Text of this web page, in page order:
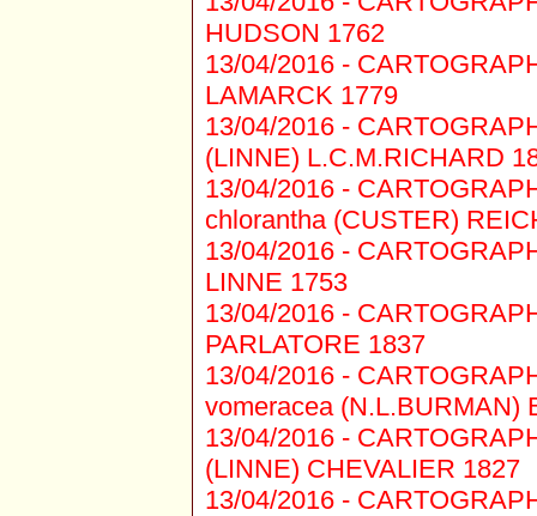
HUDSON 1762
13/04/2016 -
LAMARCK 1779
13/04/2016 -
(LINNE) L.C.M.RICHARD
13/04/2016 -
chlorantha (CUSTER)
13/04/2016 -
LINNE 1753
13/04/2016 -
PARLATORE 1837
13/04/2016 -
vomeracea (N.L.BURMAN)
13/04/2016 -
(LINNE) CHEVALIER 1827
13/04/2016 -